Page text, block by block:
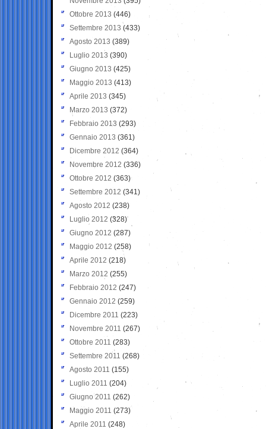
Ottobre 2013 (446)
Settembre 2013 (433)
Agosto 2013 (389)
Luglio 2013 (390)
Giugno 2013 (425)
Maggio 2013 (413)
Aprile 2013 (345)
Marzo 2013 (372)
Febbraio 2013 (293)
Gennaio 2013 (361)
Dicembre 2012 (364)
Novembre 2012 (336)
Ottobre 2012 (363)
Settembre 2012 (341)
Agosto 2012 (238)
Luglio 2012 (328)
Giugno 2012 (287)
Maggio 2012 (258)
Aprile 2012 (218)
Marzo 2012 (255)
Febbraio 2012 (247)
Gennaio 2012 (259)
Dicembre 2011 (223)
Novembre 2011 (267)
Ottobre 2011 (283)
Settembre 2011 (268)
Agosto 2011 (155)
Luglio 2011 (204)
Giugno 2011 (262)
Maggio 2011 (273)
Aprile 2011 (248)